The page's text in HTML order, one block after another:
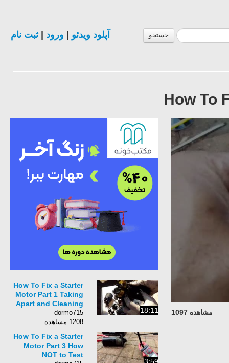
جستجو آپلود ویدئو ورود |ثبت نام
How To
مشاهده 1097 18:11
How To Fix a Starter
Motor Part 1 Taking
Apart and Cleaning
dormo715
1208 مشاهده
How To Fix a Starter
Motor Part 3 How
NOT to Test